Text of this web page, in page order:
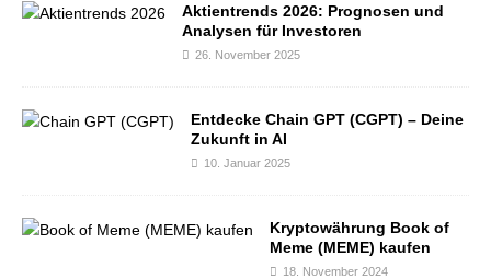
Aktientrends 2026: Prognosen und
Analysen für Investoren
26. November 2025
Entdecke Chain GPT (CGPT) – Deine
Zukunft in AI
10. Januar 2025
Kryptowährung Book of
Meme (MEME) kaufen
18. November 2024